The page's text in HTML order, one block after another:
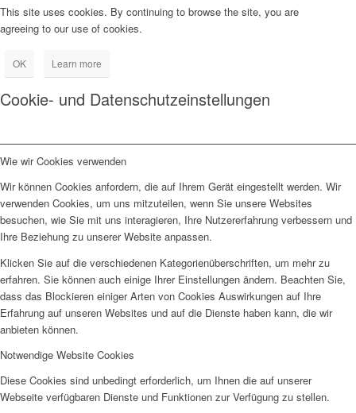
This site uses cookies. By continuing to browse the site, you are
agreeing to our use of cookies.
OK Learn more
Cookie- und Datenschutzeinstellungen
Wie wir Cookies verwenden
Wir können Cookies anfordern, die auf Ihrem Gerät eingestellt werden. Wir
verwenden Cookies, um uns mitzuteilen, wenn Sie unsere Websites
besuchen, wie Sie mit uns interagieren, Ihre Nutzererfahrung verbessern und
Ihre Beziehung zu unserer Website anpassen.
Klicken Sie auf die verschiedenen Kategorienüberschriften, um mehr zu
erfahren. Sie können auch einige Ihrer Einstellungen ändern. Beachten Sie,
dass das Blockieren einiger Arten von Cookies Auswirkungen auf Ihre
Erfahrung auf unseren Websites und auf die Dienste haben kann, die wir
anbieten können.
Notwendige Website Cookies
Diese Cookies sind unbedingt erforderlich, um Ihnen die auf unserer
Webseite verfügbaren Dienste und Funktionen zur Verfügung zu stellen.